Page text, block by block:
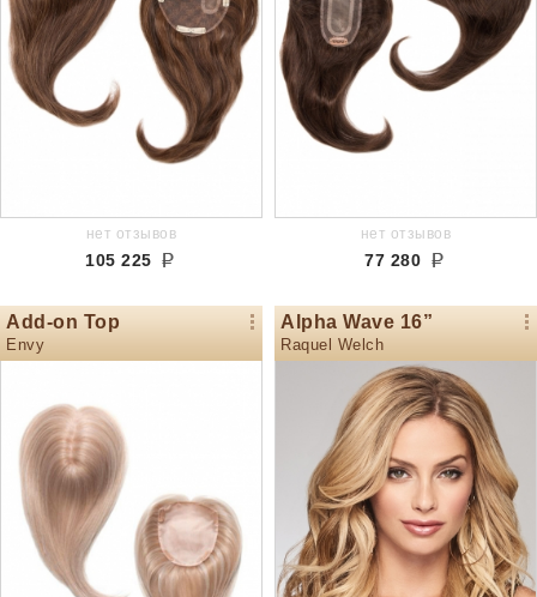
нет отзывов
105 225
нет отзывов
77 280
Add-on Top
Envy
Alpha Wave 16”
Raquel Welch